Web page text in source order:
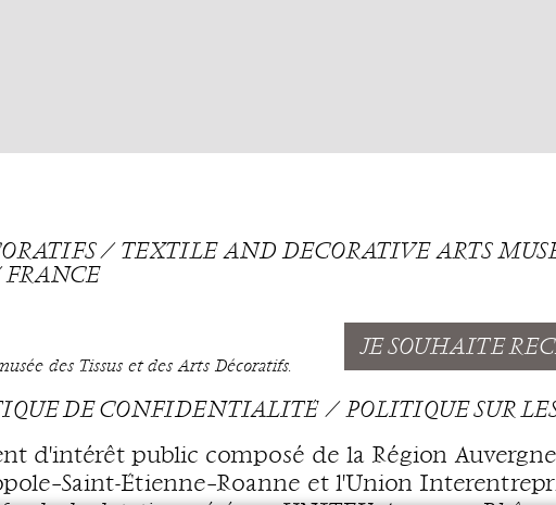
⁄ TEXTILE AND DECORATIVE ARTS
FRANCE
des Tissus et des Arts Décoratifs.
JE SOUHAITE
DE CONFIDENTIALITÉ
POLITIQUE SUR
d'intérêt public composé de la Région
Étienne–Roanne et l'Union